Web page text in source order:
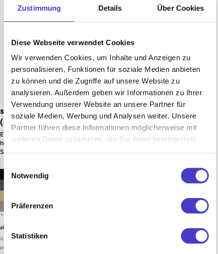
Zustimmung Details Über Cookies
Diese Webseite verwendet Cookies
Wir verwenden Cookies, um Inhalte und Anzeigen zu
personalisieren, Funktionen für soziale Medien anbieten
zu können und die Zugriffe auf unsere Website zu
analysieren. Außerdem geben wir Informationen zu Ihrer
Verwendung unserer Website an unsere Partner für
soziale Medien, Werbung und Analysen weiter. Unsere
Partner führen diese Informationen möglicherweise mit
weiteren Daten zusammen, die Sie ihnen bereitgestellt
Notwendig
Präferenzen
Statistiken
s22 – Gestell Schwarz
(glatt)
Einsteigermodell der
höhenverstellbaren
Schreibtische
ab
Normaler Preis
€459,00 EUR -28%
inkl. 20% MwSt. (Netto: €274,15)
s22 – Gestell Weiß
(glatt)
höhenverstellbaren
Schreibtische